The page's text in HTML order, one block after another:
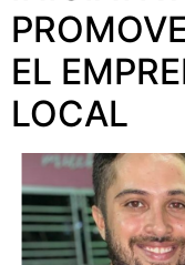
EL
LOCAL